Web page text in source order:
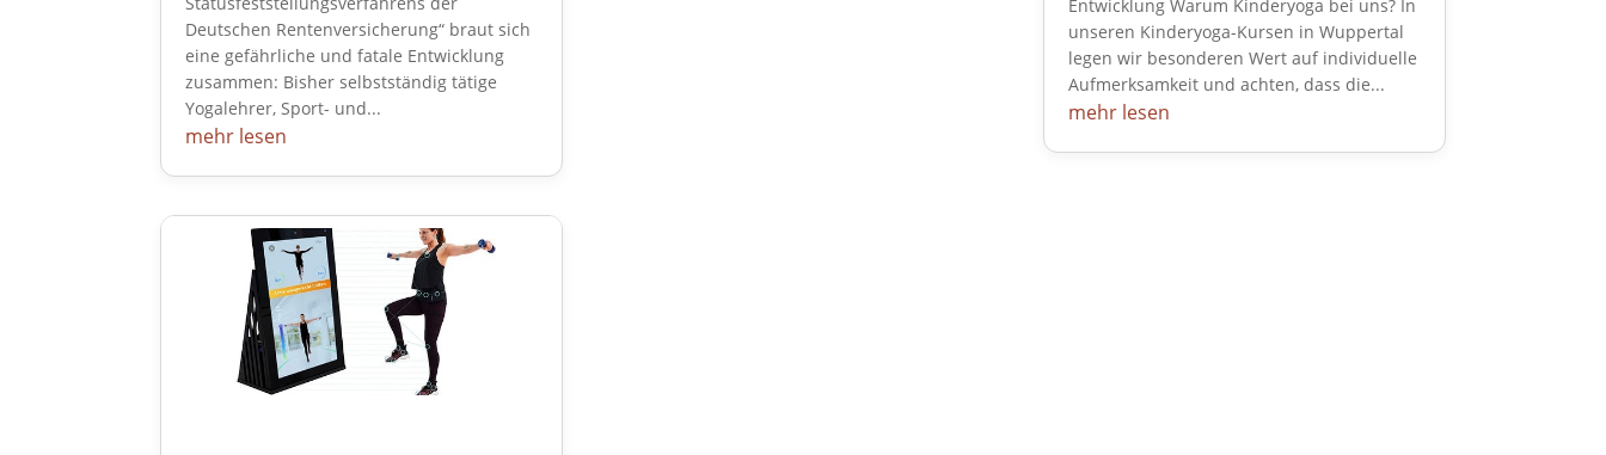
Deutschen Rentenversicherung“ braut sich
eine gefährliche und fatale Entwicklung
zusammen: Bisher selbstständig tätige
Yogalehrer, Sport- und...
mehr lesen
Entwicklung Warum Kinderyoga bei uns? In
unseren Kinderyoga-Kursen in Wuppertal
legen wir besonderen Wert auf individuelle
Aufmerksamkeit und achten, dass die...
mehr lesen